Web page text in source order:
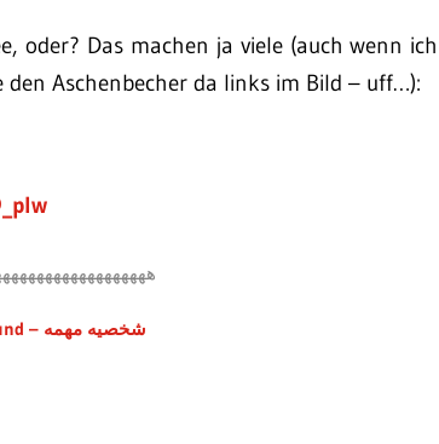
oder? Das machen ja viele (auch wenn ich
Aschenbecher da links im Bild – uff…):
♬ original sound – شخصيه مهمه